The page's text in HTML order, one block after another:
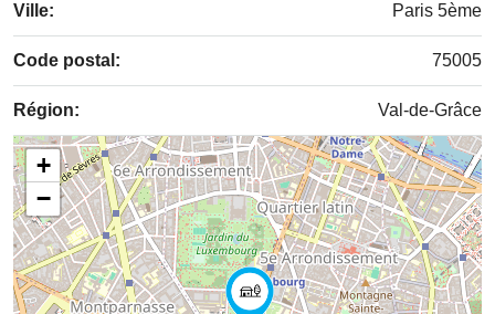
Ville: Paris 5ème
Code postal: 75005
Région: Val-de-Grâce
+
−